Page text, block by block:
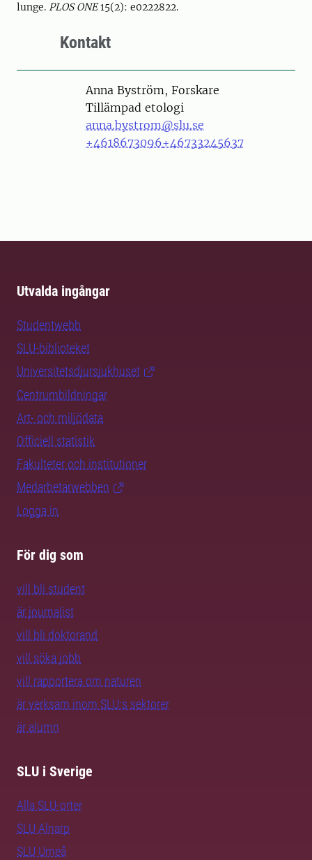
lunge. PLOS ONE15(2): e0222822.
Kontakt
PersonAnna Byström, Forskare
Tillämpad etologi
anna.bystrom@slu.se
+4618673096+46733245637
Utvalda ingångar
Studentwebb
SLU-biblioteket
Universitetsdjursjukhuset
Centrumbildningar
Art- och miljödata
Officiell statistik
Fakulteter och institutioner
Medarbetarwebben
Logga in
För dig som
vill bli student
är journalist
vill bli doktorand
vill söka jobb
vill rapportera om naturen
är verksam inom SLU:s sektorer
är alumn
SLU i Sverige
Alla SLU-orter
SLU Alnarp
SLU Umeå